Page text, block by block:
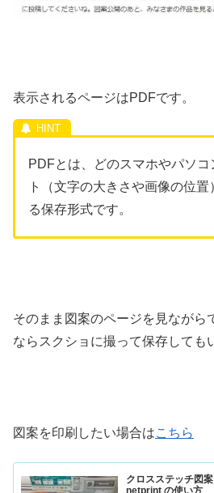
表示されるページはPDFです。
PDFとは、どのスマホやパソ
ト（文字の大きさや画像の位
る保存形式です。
そのまま図案のページを見ながら
ならスクショに撮って保存しても
図案を印刷したい場合はこちら
クロスステッチ図
netprint の使い方